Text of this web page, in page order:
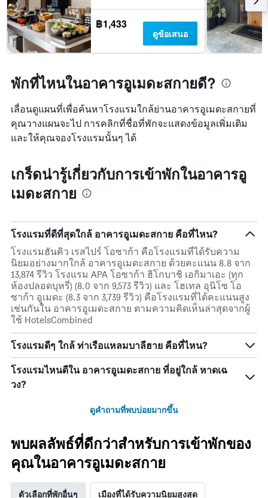
฿1,433
ดูข้อเสนอ
พักที่ไหนในอาคารอูเมดะสกายดี?
เลื่อนดูแผนที่เพื่อค้นหาโรงแรมใกล้ย่านอาคารอูเมดะสกายที่
คุณวางแผนจะไป การคลิกที่ชื่อที่พักจะแสดงข้อมูลเพิ่มเติม
และให้คุณจองโรงแรมนั้นๆ ได้
เกร็ดน่ารู้เกี่ยวกับการเข้าพักในอาคารอู
เมดะสกาย
โรงแรมที่ดีที่สุดใกล้ อาคารอูเมดะสกาย คือที่ไหน?
โรงแรมฮันคิว เรสไปร์ โอซาก้า คือโรงแรมที่ได้รับความ
นิยมอย่างมากใกล้ อาคารอูเมดะสกาย ด้วยคะแนน 8.8 จาก
13,874 รีวิว โรงแรม APA โอซาก้า ฮิโกบาชิ เอกิมาเอะ (ทุก
ห้องปลอดบุหรี่) (8.0 จาก 9,573 รีวิว) และ โฮเทล อุนิโซ โอ
ซาก้า อูเมดะ (8.3 จาก 3,739 รีวิว) คือโรงแรมที่ได้คะแนนสูง
เช่นกันใน อาคารอูเมดะสกาย ตามความคิดเห็นล่าสุดจากผู้
ใช้ HotelsCombined
โรงแรมดีๆ ใกล้ ท่าเรือแหลมบาลีฮาย คือที่ไหน?
โรงแรมไหนดีใน อาคารอูเมดะสกาย ที่อยู่ใกล้ หาดเฉ
วง?
ดูคำถามที่พบบ่อยมากขึ้น
พบผลลัพธ์ที่ดีกว่าสำหรับการเข้าพักของ
คุณในอาคารอูเมดะสกาย
ตัวเลือกที่พักอื่นๆ เมืองที่ได้รับความนิยมสูงสุด